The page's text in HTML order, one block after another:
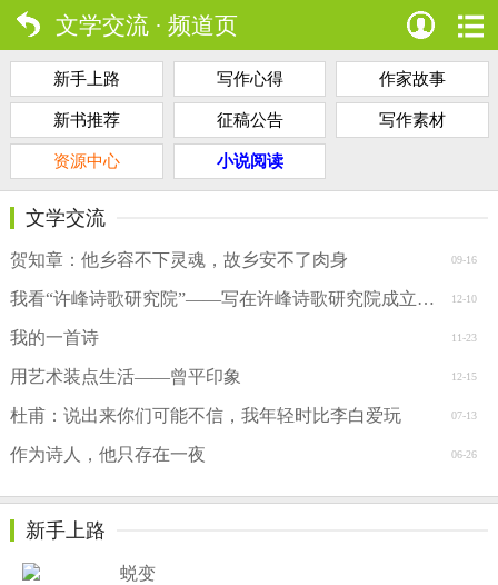
文学交流 · 频道页
新手上路 写作心得 作家故事
新书推荐 征稿公告 写作素材
资源中心 小说阅读
文学交流
09-16
贺知章：他乡容不下灵魂，故乡安不了肉身
12-10
我看“许峰诗歌研究院”——写在许峰诗歌研究院成立一周年之际
11-23
我的一首诗
12-15
用艺术装点生活——曾平印象
07-13
杜甫：说出来你们可能不信，我年轻时比李白爱玩
06-26
作为诗人，他只存在一夜
新手上路